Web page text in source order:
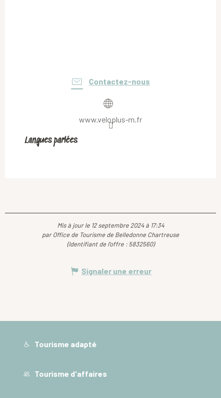
Contactez-nous
www.veloplus-m.fr
Langues parlées
Langues parlées
Mis à jour le 12 septembre 2024 à 17:34
par Office de Tourisme de Belledonne Chartreuse
(Identifiant de l'offre : 5832560)
Signaler une erreur
Tourisme adapté
Tourisme d'affaires